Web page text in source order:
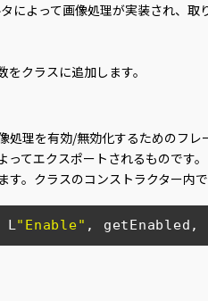
によって画像処理が実装され、
クラスに追加します。
処理を有効/無効化するためのフレ
ってエクスポートされるもので
す。クラスのコンストラクター内
L"Enable" , getEnabled,